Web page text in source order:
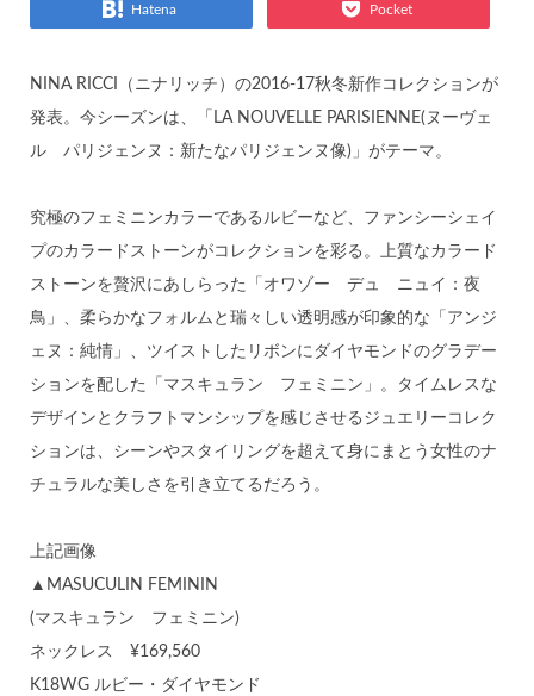
Hatena Pocket
NINA RICCI（ニナリッチ）の2016-17秋冬新作コレクションが
発表。今シーズンは、「LA NOUVELLE PARISIENNE(ヌーヴェ
ル パリジェンヌ：新たなパリジェンヌ像)」がテーマ。
究極のフェミニンカラーであるルビーなど、ファンシーシェイ
プのカラードストーンがコレクションを彩る。上質なカラード
ストーンを贅沢にあしらった「オワゾー デュ ニュイ：夜
鳥」、柔らかなフォルムと瑞々しい透明感が印象的な「アンジ
ェヌ：純情」、ツイストしたリボンにダイヤモンドのグラデー
ションを配した「マスキュラン フェミニン」。タイムレスな
デザインとクラフトマンシップを感じさせるジュエリーコレク
ションは、シーンやスタイリングを超えて身にまとう女性のナ
チュラルな美しさを引き立てるだろう。
上記画像
▲MASUCULIN FEMININ
(マスキュラン フェミニン)
ネックレス ¥169,560
K18WG ルビー・ダイヤモンド